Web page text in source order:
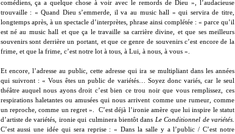
comédiens, ça a quelque chose à voir avec le remords de Dieu », l’audacieuse
trouvaille : « Quand Dieu s’emmerde, il va au music hall » qui servira de titre,
longtemps après, à un spectacle d’interprètes, phrase ainsi complétée : « parce qu’il
est né au music hall et que ça le travaille sa carrière divine, et que ses meilleurs
souvenirs sont derrière un portant, et que ce genre de souvenirs c’est encore de la
frime, et que la frime, c’est notre lot à tous, à Lui, à nous, à vous ».
Et encore, l’adresse au public, cette adresse qui ira se multipliant dans les années
qui suivront : « Vous êtes un public de variétés… Soyez donc variés, car le seul
théâtre auquel nous ayons droit c’est bien ce trou noir que vous remplissez, ces
respirations haletantes ou amusées qui nous arrivent comme une rumeur, comme
un reproche, comme un regret ».
C’est déjà l’ironie amère que lui inspire le statut
d’artiste de variétés, ironie qui culminera bientôt dans Le Conditionnel de variétés.
C’est aussi une idée qui sera reprise : « Dans la salle y a l’public / C’est notre